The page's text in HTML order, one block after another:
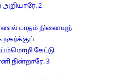
2
பாதம் நினையுந்
கேட்டு
நின்றாரே. 3